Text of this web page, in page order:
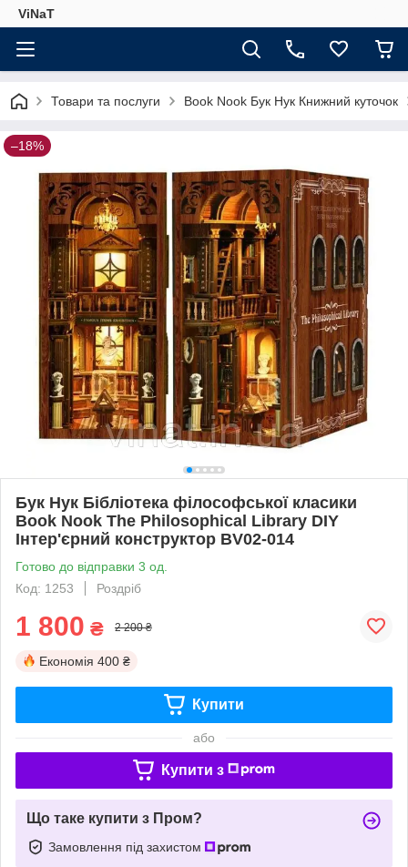
ViNaT
Товари та послуги Book Nook Бук Нук Книжний куточок
–18%
Бук Нук Бібліотека філософської класики
Book Nook The Philosophical Library DIY
Інтер'єрний конструктор BV02-014
Готово до відправки 3 од.
Код: 1253
Роздріб
1 800 ₴ 2 200 ₴
Економія 400 ₴
Купити
або
Купити з
Що таке купити з Пром?
Замовлення під захистом